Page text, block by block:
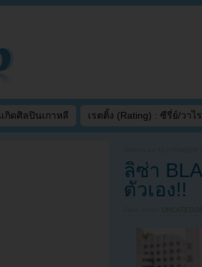
กิดศิลปินเกาหลี เรตติ้ง (Rating) : ซีรี่ย์/วาไ
ลิซ่า
ตัวเอง!!